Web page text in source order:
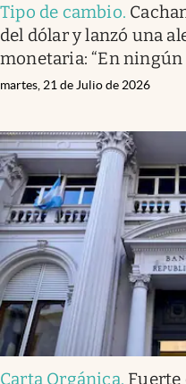
Tipo de cambio.
del dólar y lanzó una
monetaria: “En ningún
martes, 21 de Julio de 2026
Carta Orgánica. Fuerte